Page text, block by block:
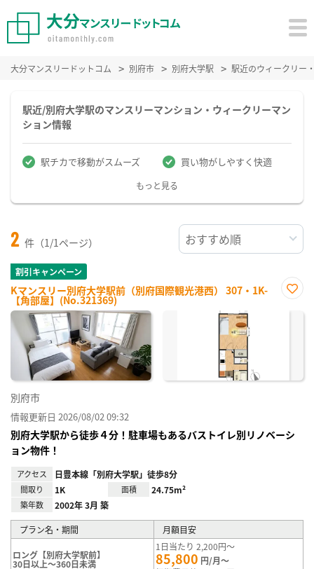
大分マンスリードットコム 別府市 別府大学駅 駅近のウィークリー
駅近/別府大学駅のマンスリーマンション・ウィークリーマン
ション情報
駅チカで移動がスムーズ 買い物がしやすく快適
もっと見る
2 件（1/1ページ）
割引キャンペーン
Kマンスリー別府大学駅前（別府国際観光港西） 307・1K-
【角部屋】(No.321369)
に入
別府市
情報更新日 2026/08/02 09:32
別府大学駅から徒歩４分！駐車場もあるバストイレ別リノベーシ
ョン物件！
アクセス 日豊本線「別府大学駅」徒歩8分
間取り 1K 面積 24.75m²
築年数 2002年 3月 築
プラン名・期間 月額目安
ロング【別府大学駅前】
30日以上～360日未満
1日当たり 2,200円～
85,800 円/月～